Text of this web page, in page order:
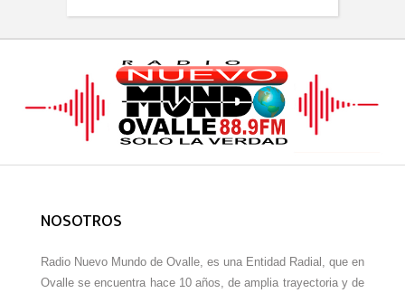
NOSOTROS
Radio Nuevo Mundo de Ovalle, es una Entidad Radial, que en
Ovalle se encuentra hace 10 años, de amplia trayectoria y de